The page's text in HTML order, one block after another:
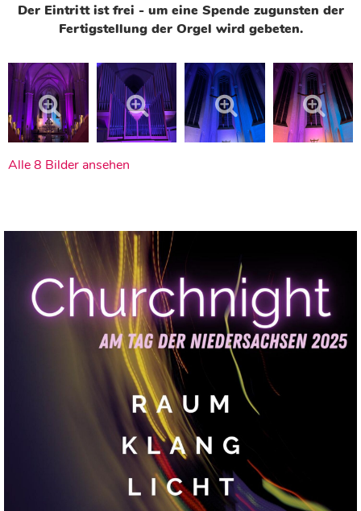
Der Eintritt ist frei - um eine Spende zugunsten der
Fertigstellung der Orgel wird gebeten.
Alle 8 Bilder ansehen